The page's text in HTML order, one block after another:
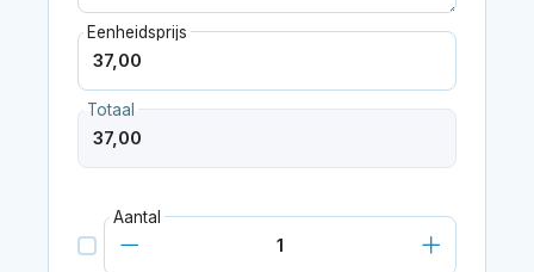
Eenheidsprijs
Totaal
Aantal